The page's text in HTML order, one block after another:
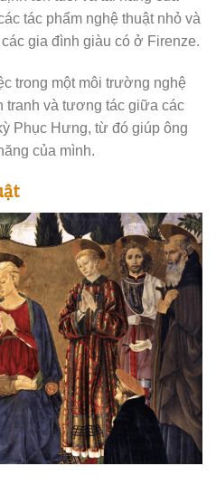
tác phẩm nghệ thuật nhỏ và
gia đình giàu có ở Firenze.
trong một môi trường nghệ
tranh và tương tác giữa các
Phục Hưng, từ đó giúp ông
của mình.